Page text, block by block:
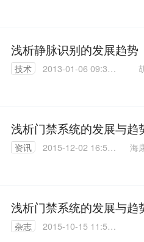
浅析静脉识别的发展趋势
技术
2013-01-06 09:38:
浅析门禁系统的发展与趋
资讯
2015-12-02 16:50:
海
浅析门禁系统的发展与趋
杂志
2015-10-15 11:55: